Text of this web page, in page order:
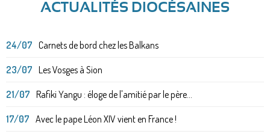
ACTUALITÉS DIOCÉSAINES
24/07 Carnets de bord chez les Balkans
23/07 Les Vosges à Sion
21/07 Rafiki Yangu : éloge de l'amitié par le père...
17/07 Avec le pape Léon XIV vient en France !